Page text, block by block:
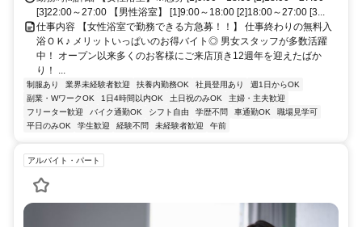
[3]22:00～27:00 【男性浴室】 [1]9:00～18:00 [2]18:00～27:00 [3...
仕事内容 【女性浴室で勤務できる方急募！！】 仕事終わりの無料入
浴ＯＫ♪ メリットいっぱいのお得バイト◎ 男女スタッフが多数活躍
中！ オープン以来多くのお客様にご来店頂き12週年を迎えたばか
り！ ...
制服あり 業界未経験者歓迎 扶養内勤務OK 社員登用あり
週1日からOK
副業・WワークOK
1日4時間以内OK 土日祝のみOK
主婦・主夫歓迎
フリーター歓迎
バイク通勤OK シフト自由 学歴不問 車通勤OK
職場見学可
平日のみOK
学生歓迎 経験不問 未経験者歓迎 午前
アルバイト・パート